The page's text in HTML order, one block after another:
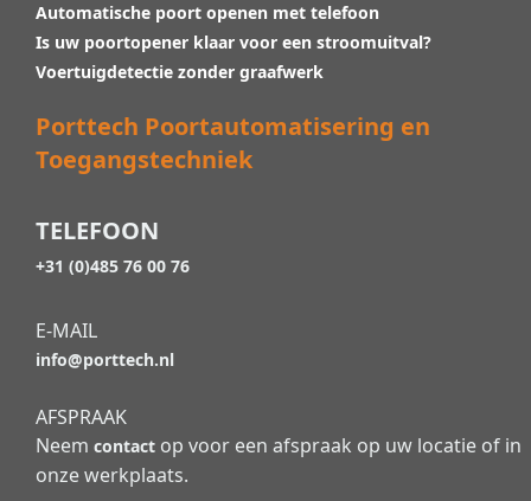
Automatische poort openen met telefoon
Is uw poortopener klaar voor een stroomuitval?
Voertuigdetectie zonder graafwerk
Porttech Poortautomatisering en
Toegangstechniek
TELEFOON
+31 (0)485 76 00 76
E-MAIL
info@porttech.nl
AFSPRAAK
Neem contact op voor een afspraak op uw locatie of in
onze werkplaats.